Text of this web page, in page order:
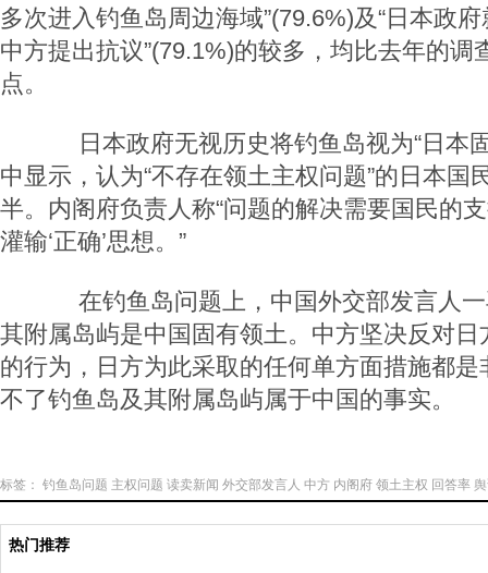
多次进入钓鱼岛周边海域”(79.6%)及“日本政
中方提出抗议”(79.1%)的较多，均比去年的调
点。
日本政府无视历史将钓鱼岛视为“日本
中显示，认为“不存在领土主权问题”的日本国
半。内阁府负责人称“问题的解决需要国民的
灌输‘正确’思想。”
在钓鱼岛问题上，中国外交部发言人一
其附属岛屿是中国固有领土。中方坚决反对
的行为，日方为此采取的任何单方面措施都
不了钓鱼岛及其附属岛屿属于中国的事实。
标签： 钓鱼岛问题 主权问题 读卖新闻 外交部发言人 中方 内阁府 领土主权 回答率
热门推荐